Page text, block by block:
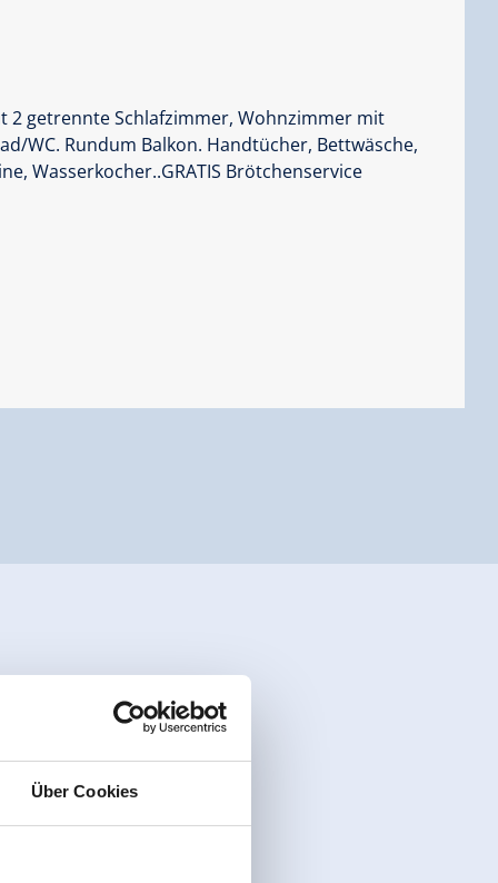
Über Cookies
2 getrennte Schlafzimmer, Wohnzimmer mit
WC. Rundum Balkon. Handtücher, Bettwäsche,
Wasserkocher..GRATIS Brötchenservice